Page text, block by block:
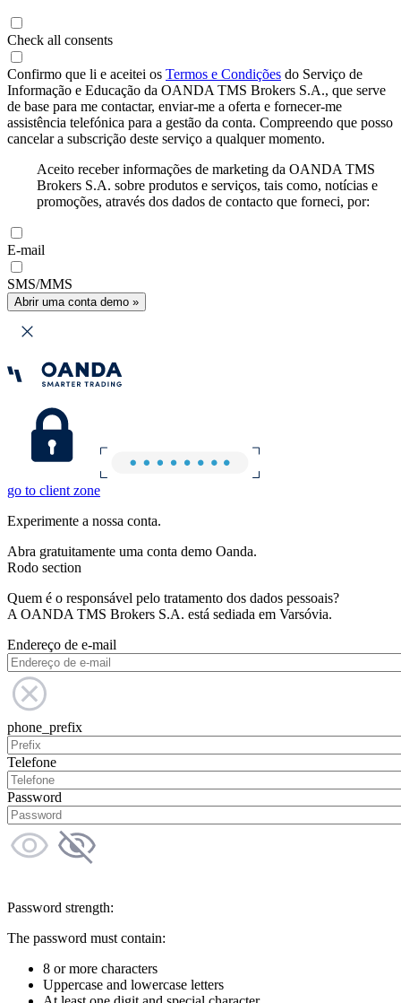
Check all consents
Confirmo que li e aceitei os Termos e Condições do Serviço de
Informação e Educação da OANDA TMS Brokers S.A., que serve
de base para me contactar, enviar-me a oferta e fornecer-me
assistência telefónica para a gestão da conta. Compreendo que posso
cancelar a subscrição deste serviço a qualquer momento.
Aceito receber informações de marketing da OANDA TMS
Brokers S.A. sobre produtos e serviços, tais como, notícias e
promoções, através dos dados de contacto que forneci, por:
E-mail
SMS/MMS
Abrir uma conta demo »
go to client zone
Experimente a nossa conta.
Abra gratuitamente uma conta demo Oanda.
Rodo section
Quem é o responsável pelo tratamento dos dados pessoais?
A OANDA TMS Brokers S.A. está sediada em Varsóvia.
Endereço de e-mail
phone_prefix
Telefone
Password
Password strength:
The password must contain:
8 or more characters
Uppercase and lowercase letters